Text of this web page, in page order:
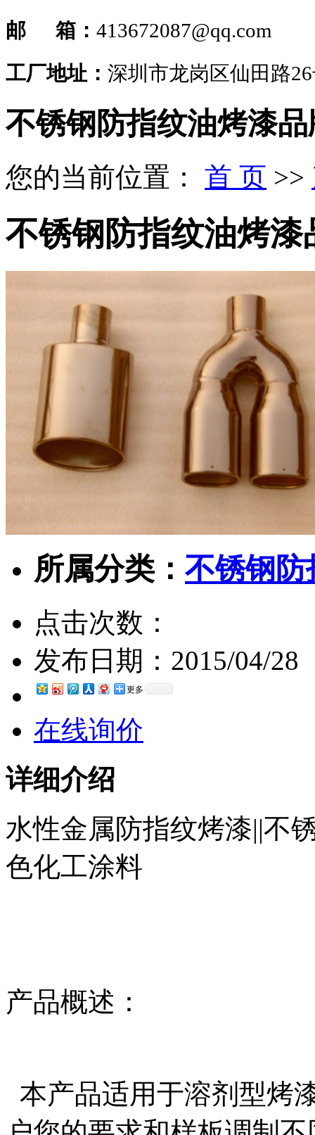
邮 箱： 413672087@qq.com
工厂地址： 深圳市龙岗区仙田路
不锈钢防指纹油烤漆品
您的当前位置： 首 页 >>
不锈钢防指纹油烤漆
所属分类：不锈钢防
点击次数：
发布日期： 2015/04/28
更多
在线询价
详细介绍
水性金属防指纹烤漆||不
色化工涂料
产品概述：
本产品适用于溶剂型烤